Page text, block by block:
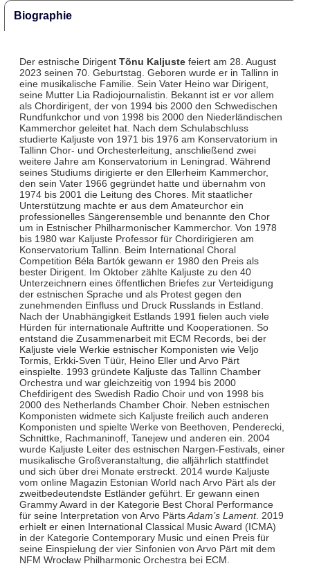
Biographie
Der estnische Dirigent Tõnu Kaljustefeiert am 28. August
2023 seinen 70. Geburtstag. Geboren wurde er in Tallinn in
eine musikalische Familie. Sein Vater Heino war Dirigent,
seine Mutter Lia Radiojournalistin. Bekannt ist er vor allem
als Chordirigent, der von 1994 bis 2000 den Schwedischen
Rundfunkchor und von 1998 bis 2000 den Niederländischen
Kammerchor geleitet hat. Nach dem Schulabschluss
studierte Kaljuste von 1971 bis 1976 am Konservatorium in
Tallinn Chor- und Orchesterleitung, anschließend zwei
weitere Jahre am Konservatorium in Leningrad. Während
seines Studiums dirigierte er den Ellerheim Kammerchor,
den sein Vater 1966 gegründet hatte und übernahm von
1974 bis 2001 die Leitung des Chores. Mit staatlicher
Unterstützung machte er aus dem Amateurchor ein
professionelles Sängerensemble und benannte den Chor
um in Estnischer Philharmonischer Kammerchor. Von 1978
bis 1980 war Kaljuste Professor für Chordirigieren am
Konservatorium Tallinn. Beim International Choral
Competition Béla Bartók gewann er 1980 den Preis als
bester Dirigent. Im Oktober zählte Kaljuste zu den 40
Unterzeichnern eines öffentlichen Briefes zur Verteidigung
der estnischen Sprache und als Protest gegen den
zunehmenden Einfluss und Druck Russlands in Estland.
Nach der Unabhängigkeit Estlands 1991 fielen auch viele
Hürden für internationale Auftritte und Kooperationen. So
entstand die Zusammenarbeit mit ECM Records, bei der
Kaljuste viele Werkie estnischer Komponisten wie Veljo
Tormis, Erkki-Sven Tüür, Heino Eller und Arvo Pärt
einspielte. 1993 gründete Kaljuste das Tallinn Chamber
Orchestra und war gleichzeitig von 1994 bis 2000
Chefdirigent des Swedish Radio Choir und von 1998 bis
2000 des Netherlands Chamber Choir. Neben estnischen
Komponisten widmete sich Kaljuste freilich auch anderen
Komponisten und spielte Werke von Beethoven, Penderecki,
Schnittke, Rachmaninoff, Tanejew und anderen ein. 2004
wurde Kaljuste Leiter des estnischen Nargen-Festivals, einer
musikalische Großveranstaltung, die alljährlich stattfindet
und sich über drei Monate erstreckt. 2014 wurde Kaljuste
vom online Magazin Estonian World nach Arvo Pärt als der
zweitbedeutendste Estländer geführt. Er gewann einen
Grammy Award in der Kategorie Best Choral Performance
für seine Interpretation von Arvo PärtsAdam’s Lament. 2019
erhielt er einen International Classical Music Award (ICMA)
in der Kategorie Contemporary Music und einen Preis für
seine Einspielung der vier Sinfonien von Arvo Pärt mit dem
NFM Wrocław Philharmonic Orchestra bei ECM.